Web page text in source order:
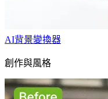
AI背景變換器
創作與風格